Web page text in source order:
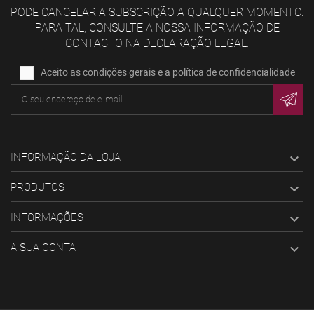
PODE CANCELAR A SUBSCRIÇÃO A QUALQUER MOMENTO.
PARA TAL, CONSULTE A NOSSA INFORMAÇÃO DE
CONTACTO NA DECLARAÇÃO LEGAL.
Aceito as condições gerais e a política de confidencialidade
INFORMAÇÃO DA LOJA 
PRODUTOS 
INFORMAÇÕES 
A SUA CONTA 